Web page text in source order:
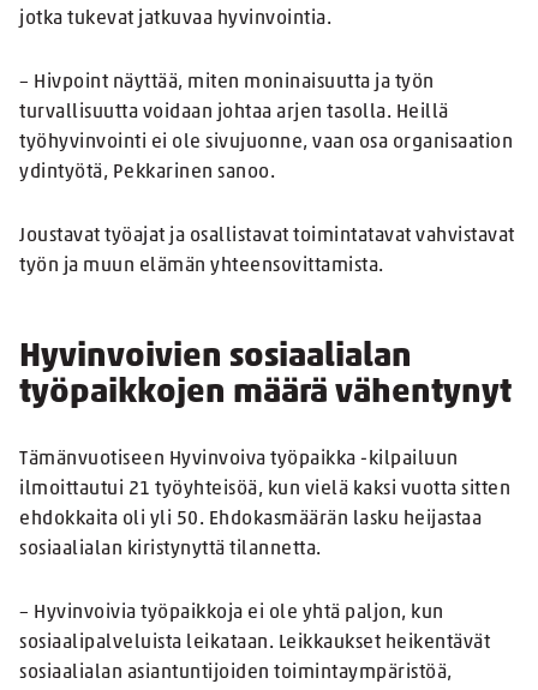
jotka tukevat jatkuvaa hyvinvointia.
– Hivpoint näyttää, miten moninaisuutta ja työn
turvallisuutta voidaan johtaa arjen tasolla. Heillä
työhyvinvointi ei ole sivujuonne, vaan osa organisaation
ydintyötä, Pekkarinen sanoo.
Joustavat työajat ja osallistavat toimintatavat vahvistavat
työn ja muun elämän yhteensovittamista.
Hyvinvoivien sosiaalialan
työpaikkojen määrä vähentynyt
Tämänvuotiseen Hyvinvoiva työpaikka -kilpailuun
ilmoittautui 21 työyhteisöä, kun vielä kaksi vuotta sitten
ehdokkaita oli yli 50. Ehdokasmäärän lasku heijastaa
sosiaalialan kiristynyttä tilannetta.
– Hyvinvoivia työpaikkoja ei ole yhtä paljon, kun
sosiaalipalveluista leikataan. Leikkaukset heikentävät
sosiaalialan asiantuntijoiden toimintaympäristöä,